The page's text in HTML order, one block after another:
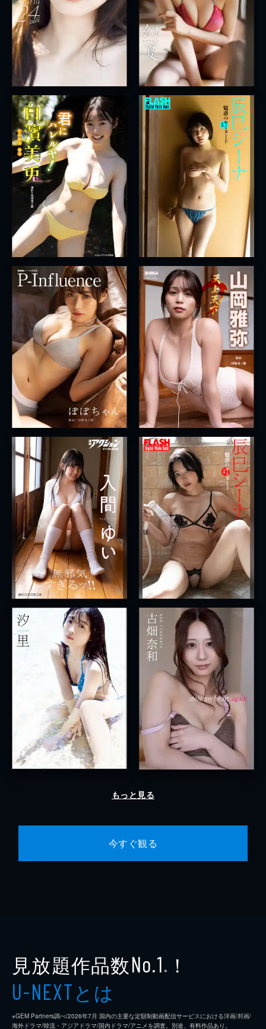
もっと見る
今すぐ観る
見放題作品数No.1 ※ ！
U-NEXTとは
※GEM Partners調べ/2026年7⽉ 国内の主要な定額制動画配信サービスにおける洋画/邦画/
海外ドラマ/韓流・アジアドラマ/国内ドラマ/アニメを調査。別途、有料作品あり。